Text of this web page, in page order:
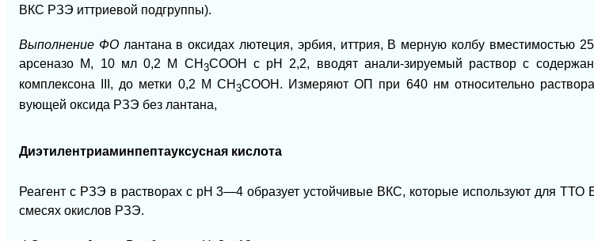
ВКС РЗЭ иттриевой подгруппы).
Выполнение ФО лантана в оксидах лютеция, эрбия, иттрия, В мерную колбу вместимостью
арсеназо М, 10 мл 0,2 М СН 3СООН с рН 2,2, вводят анали-зируемый раствор с
комплексона III, до метки 0,2 М СН 3СООН. Измеряют ОП при 640 нм относительно раствора,
вующей оксида РЗЭ без лантана,
Диэтилентриаминпептауксусная кислота
Реагент с РЗЭ в растворах с рН 3—4 образует устойчивые ВКС, которые используют для ТТО
смесях окислов РЗЭ.